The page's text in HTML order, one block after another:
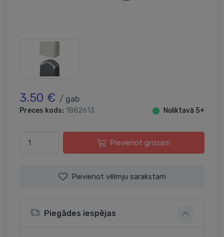
3.50 € / gab
Preces kods: 1882613 ⬤ Noliktavā 5+
Pievienot grozam
Pievienot vēlmju sarakstam
Piegādes iespējas